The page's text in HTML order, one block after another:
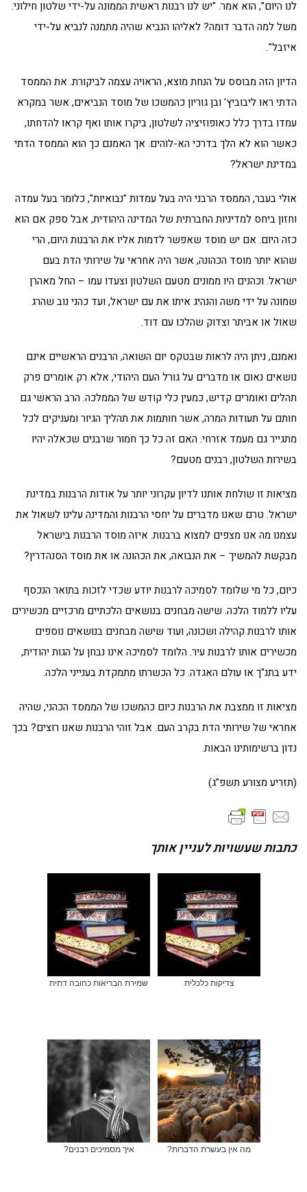
לנו היום", הוא אמר. "יש לנו רבנות ראשית הממונה על-ידי שלטון חילוני.
משל למה הדבר דומה? לאליהו הנביא שהיה מתמנה לנביא על-ידי
איזבל".
הדיון הזה מבוסס על הנחת מוצא, הראויה עצמה לביקורת. את הממסד
הדתי ראו ליבוביץ' ובן גוריון כהמשכו של מוסד הנביאים, אשר במקרא
עמדו בדרך כלל כאופוזיציה לשלטון, ביקרו אותו ואף קראו להדחתו,
כאשר הוא לא הלך בדרכי הא-לוהים. אך האמנם כך הוא הממסד הדתי
במדינת ישראל?
אולי בעבר, הממסד הרבני היה בעל עמדות "נבואיות", כלומר בעל עמדה
וחזון ביחס למדיניות החברתית של המדינה היהודית, אבל ספק אם הוא
כזה היום. אם יש מוסד שאפשר לדמות אליו את הרבנות היום, הרי
שהוא יותר מוסד הכהונה, אשר היה אחראי על שירותי הדת בעם
ישראל. וכהנים היו ממונים מטעם השלטון וצעדו עמו – החל מאהרן
שמונה על ידי משה והנהיג איתו את עם ישראל, ועד כהני נוב שהרג
שאול או אביתר וצדוק שהלכו עם דוד.
ואמנם, ניתן היה לראות שבטקס יום השואה, הרבנים הראשיים אינם
נושאים נאום או מדברים על גורל העם היהודי, אלא רק אומרים פרק
תהלים ואומרים קדיש, כמעין כלי קודש של הממלכה. הרב הראשי גם
חותם על תעודות המרה, אשר חותמות את תהליך הגיור ומעניקים לכל
מתגייר גם מעמד אזרחי. האם זה כל כך חמור שרבנים שכאלה יהיו
בשירות השלטון, רבנים מטעם?
מציאות זו שולחת אותנו לדיון עקרוני יותר על אודות הרבנות במדינת
ישראל. טרם שאנו מדברים על יחסי הרבנות והמדינה עלינו לשאול את
עצמנו מה אנו מצפים למצוא ברבנות. איזה מוסד הרבנות בישראל
מבקשת להמשיך – את הנבואה, את הכהונה או את מוסד הסנהדרין?
כיום, כל מי שלומד לסמיכה לרבנות יודע שכדי לזכות בתואר הנכסף
עליו ללמוד הלכה. שישה מבחנים בנושאים הלכתיים מרכזיים מכשירים
אותו לרבנות קהילה ושכונה, ועוד שישה מבחנים בנושאים נוספים
מכשירים אותו לרבנות עיר. הלומד לסמיכה אינו נבחן על הגות יהודית,
ידע בתנ"ך או עולם האגדה. כל הכשרתו מתמקדת בענייני הלכה.
מציאות זו ממצבת את הרבנות כיום כהמשכו של הממסד הכהני, שהיה
אחראי של שירותי הדת בקרב העם. אבל זוהי הרבנות שאנו רוצים? בכך
נדון ברשימותינו הבאות.
(תזריע מצורע תשפ"ג)
כתבות שעשויות לעניין אותך
צדיקות כלכלית שמירת הבריאות כחובה דתית
מה אין בעשרת הדברות? איך מסמיכים רבנים?